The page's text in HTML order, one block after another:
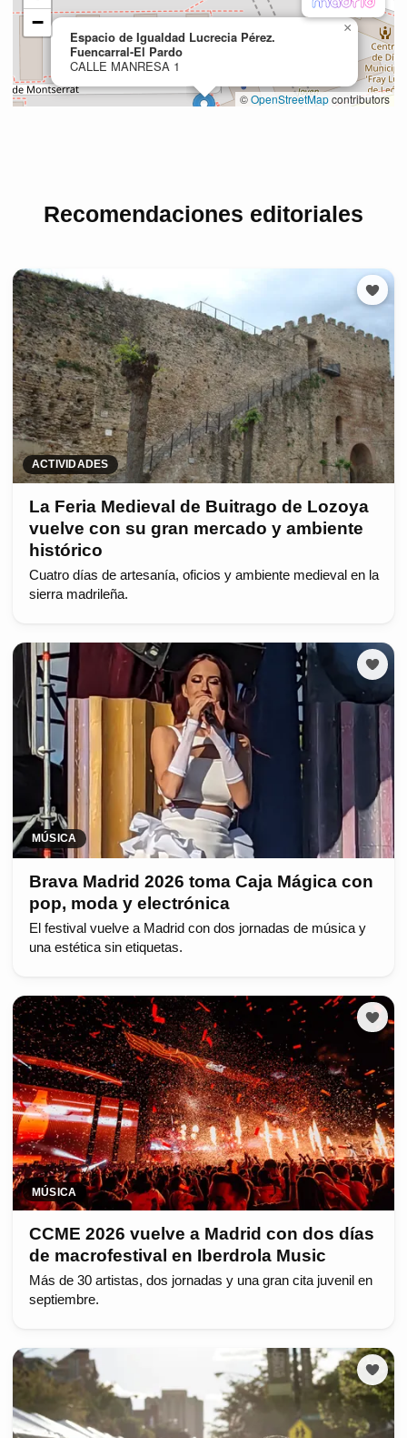
Recomendaciones editoriales
ACTIVIDADES
La Feria Medieval de Buitrago de Lozoya
vuelve con su gran mercado y ambiente
histórico
Cuatro días de artesanía, oficios y ambiente medieval en la
sierra madrileña.
MÚSICA
Brava Madrid 2026 toma Caja Mágica con
pop, moda y electrónica
El festival vuelve a Madrid con dos jornadas de música y
una estética sin etiquetas.
MÚSICA
CCME 2026 vuelve a Madrid con dos días
de macrofestival en Iberdrola Music
Más de 30 artistas, dos jornadas y una gran cita juvenil en
septiembre.